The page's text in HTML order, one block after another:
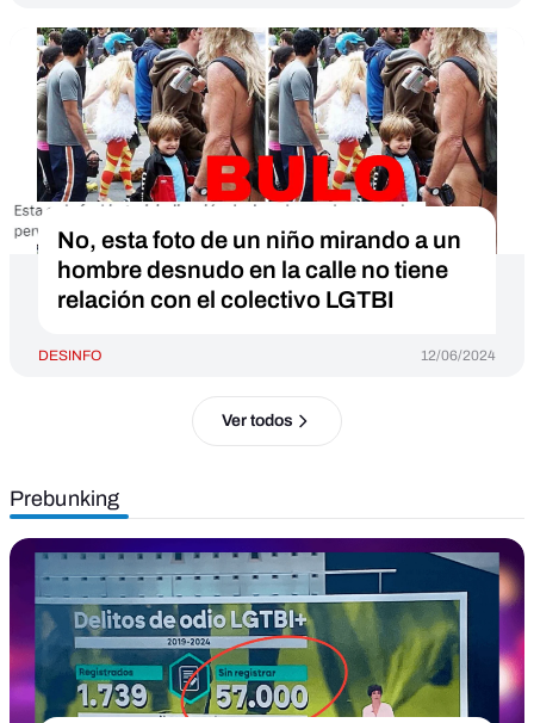
No, esta foto de un niño mirando a un
hombre desnudo en la calle no tiene
relación con el colectivo LGTBI
DESINFO 12/06/2024
Ver todos
Prebunking